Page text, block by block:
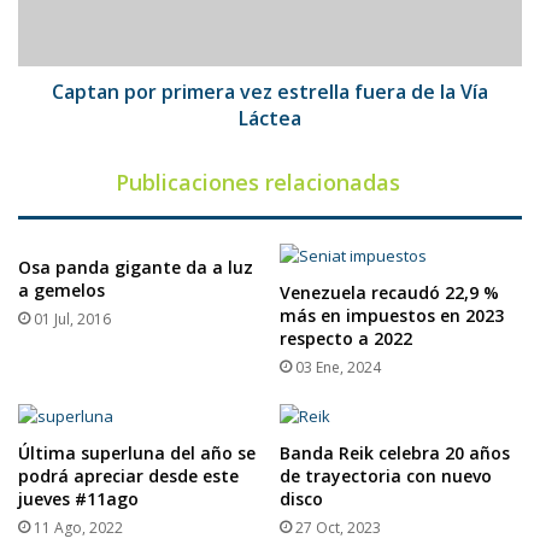
Vía
LácteaCaptan por primera vez estrella fuera de la Vía
Láctea
Publicaciones relacionadas
Osa panda gigante da a luz
a gemelos
01 Jul, 2016
Venezuela recaudó 22,9 %
más en impuestos en 2023
respecto a 2022
03 Ene, 2024
Última superluna del año se
podrá apreciar desde este
jueves #11ago
11 Ago, 2022
Banda Reik celebra 20 años
de trayectoria con nuevo
disco
27 Oct, 2023